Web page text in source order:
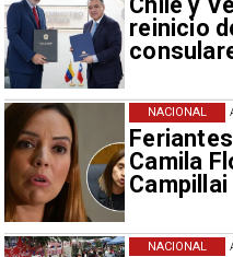
reinicio
Camila
Campillai
NACIONAL
NACIONAL